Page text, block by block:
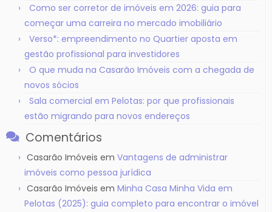
Como ser corretor de imóveis em 2026: guia para
começar uma carreira no mercado imobiliário
Verso*: empreendimento no Quartier aposta em
gestão profissional para investidores
O que muda na Casarão Imóveis com a chegada de
novos sócios
Sala comercial em Pelotas: por que profissionais
estão migrando para novos endereços
Comentários
Casarão Imóveis em Vantagens de administrar
imóveis como pessoa jurídica
Casarão Imóveis em Minha Casa Minha Vida em
Pelotas (2025): guia completo para encontrar o imóvel